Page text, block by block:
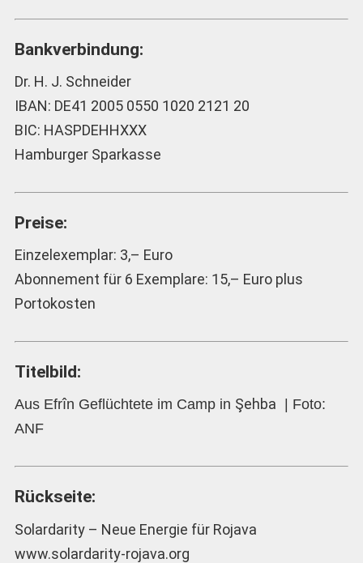
Bankverbindung:
Dr. H. J. Schneider
IBAN: DE41 2005 0550 1020 2121 20
BIC: HASPDEHHXXX
Hamburger Sparkasse
Preise:
Einzelexemplar: 3,– Euro
Abonnement für 6 Exemplare: 15,– Euro plus
Portokosten
Titelbild:
Aus Efrîn Geflüchtete im Camp in Şehba | Foto:
ANF
Rückseite:
Solardarity – Neue Energie für Rojava
www.solardarity-rojava.org